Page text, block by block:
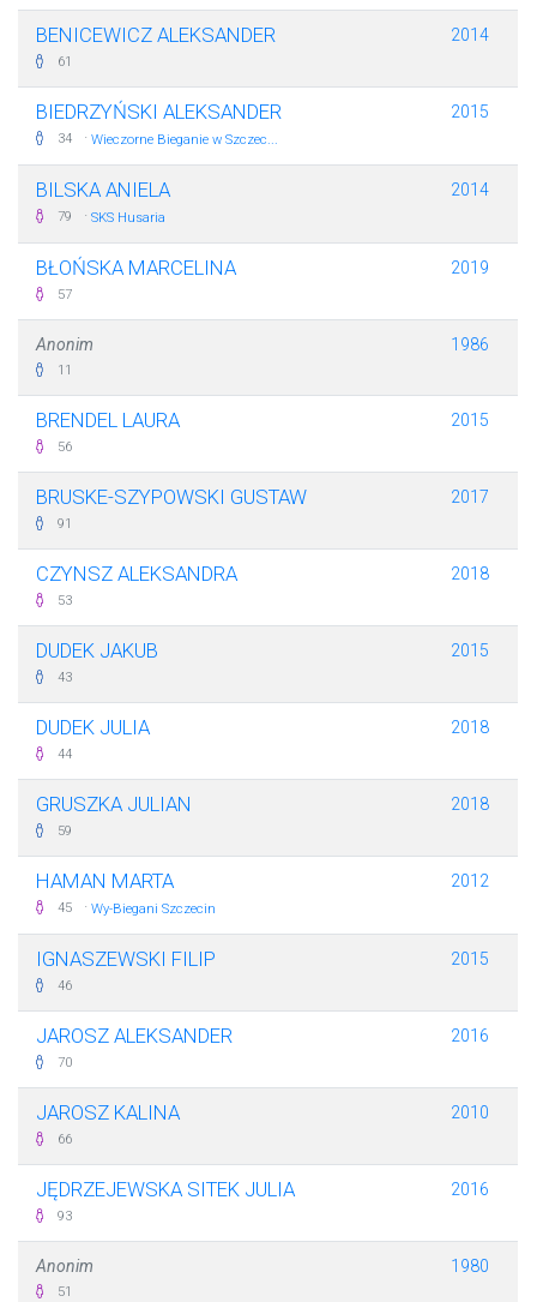
BENICEWICZ ALEKSANDER
61
2014
BIEDRZYŃSKI ALEKSANDER
34 · Wieczorne Bieganie w Szczec...
2015
BILSKA ANIELA
79 · SKS Husaria
2014
BŁOŃSKA MARCELINA
57
2019
Anonim
11
1986
BRENDEL LAURA
56
2015
BRUSKE-SZYPOWSKI GUSTAW
91
2017
CZYNSZ ALEKSANDRA
53
2018
DUDEK JAKUB
43
2015
DUDEK JULIA
44
2018
GRUSZKA JULIAN
59
2018
HAMAN MARTA
45 · Wy-Biegani Szczecin
2012
IGNASZEWSKI FILIP
46
2015
JAROSZ ALEKSANDER
70
2016
JAROSZ KALINA
66
2010
JĘDRZEJEWSKA SITEK JULIA
93
2016
Anonim
51
1980